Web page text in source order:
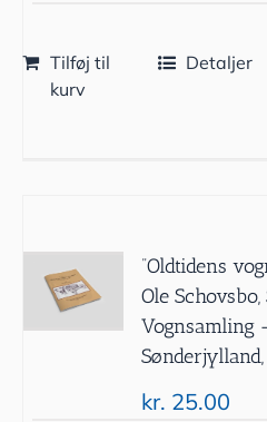
Tilføj til
kurv
Detaljer
”Oldtidens
Ole
Vognsamling
Sønderjylland,
kr. 25.00